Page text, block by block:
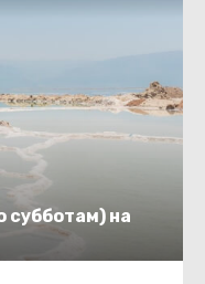
субботам) на